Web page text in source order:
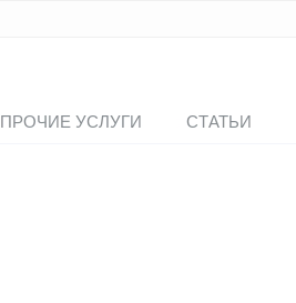
ПРОЧИЕ УСЛУГИ СТАТЬИ